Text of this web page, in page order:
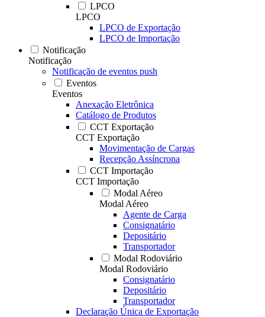
LPCO
LPCO
LPCO de Exportação
LPCO de Importação
Notificação
Notificação
Notificação de eventos push
Eventos
Eventos
Anexação Eletrônica
Catálogo de Produtos
CCT Exportação
CCT Exportação
Movimentação de Cargas
Recepção Assíncrona
CCT Importação
CCT Importação
Modal Aéreo
Modal Aéreo
Agente de Carga
Consignatário
Depositário
Transportador
Modal Rodoviário
Modal Rodoviário
Consignatário
Depositário
Transportador
Declaração Única de Exportação